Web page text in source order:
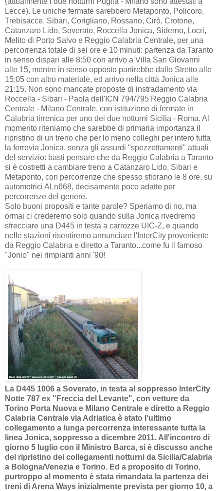
Lecce). Le uniche fermate sarebbero Metaponto, Policoro,
Trebisacce, Sibari, Corigliano, Rossano, Cirò, Crotone,
Catanzaro Lido, Soverato, Roccella Jonica, Siderno, Locri,
Melito di Porto Salvo e Reggio Calabria Centrale, per una
percorrenza totale di sei ore e 10 minuti: partenza da Taranto
in senso dispari alle 8:50 con arrivo a Villa San Giovanni
alle 15, mentre in senso opposto partirebbe dallo Stretto alle
15:05 con altro materiale, ed arrivo nella città Jonica alle
21:15. Non sono mancate proposte di instradamento via
Roccella - Sibari - Paola dell'ICN 794/795 Reggio Calabria
Centrale - Milano Centrale, con istituzione di fermate in
Calabria tirrenica per uno dei due notturni Sicilia - Roma. Al
momento riteniamo che sarebbe di primaria importanza il
ripristino di un treno che per lo meno colleghi per intero tutta
la ferrovia Jonica, senza gli assurdi "spezzettamenti" attuali
del servizio: basti pensare che da Reggio Calabria a Taranto
si è costretti a cambiare treno a Catanzaro Lido, Sibari e
Metaponto, con percorrenze che spesso sfiorano le 8 ore, su
automotrici ALn668, decisamente poco adatte per
percorrenze del genere.
Solo buoni propositi e tante parole? Speriamo di no, ma
ormai ci crederemo solo quando sulla Jonica rivedremo
sfrecciare una D445 in testa a carrozze UIC-Z, e quando
nelle stazioni risentiremo annunciare l'InterCity proveniente
da Reggio Calabria e diretto a Taranto...come fu il famoso
"Jonio" nei rimpianti anni '90!
La D445 1006 a Soverato, in testa al soppresso InterCity
Notte 787 ex "Freccia del Levante", con vetture da
Torino Porta Nuova e Milano Centrale e diretto a Reggio
Calabria Centrale via Adriatica è stato l'ultimo
collegamento a lunga percorrenza interessante tutta la
linea Jonica, soppresso a dicembre 2011. All'incontro di
giorno 5 luglio con il Ministro Barca, si è discusso anche
del ripristino dei collegamenti notturni da Sicilia/Calabria
a Bologna/Venezia e Torino. Ed a proposito di Torino,
purtroppo al momento è stata rimandata la partenza dei
treni di Arena Ways inizialmente prevista per giorno 10, a